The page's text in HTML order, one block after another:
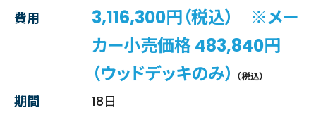
費用
3,116,300円（税込） ※メー
カー小売価格 483,840円
（ウッドデッキのみ） （税込）
期間
18日